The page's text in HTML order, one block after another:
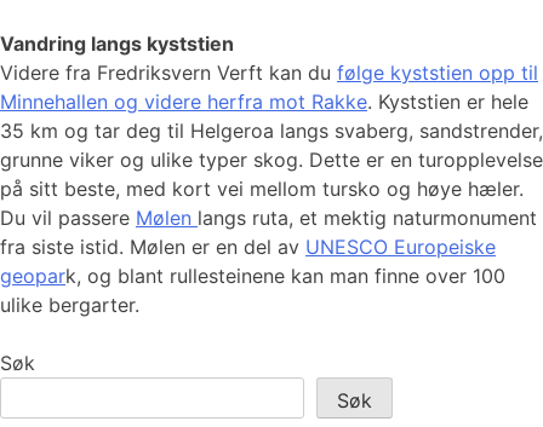
Vandring langs kyststien
Videre fra Fredriksvern Verft kan du følge kyststien opp til
Minnehallen og videre herfra mot Rakke. Kyststien er hele
35 km og tar deg til Helgeroa langs svaberg, sandstrender,
grunne viker og ulike typer skog. Dette er en turopplevelse
på sitt beste, med kort vei mellom tursko og høye hæler.
Du vil passere Mølen langs ruta, et mektig naturmonument
fra siste istid. Mølen er en del av UNESCO Europeiske
geopark, og blant rullesteinene kan man finne over 100
ulike bergarter.
Søk
Søk